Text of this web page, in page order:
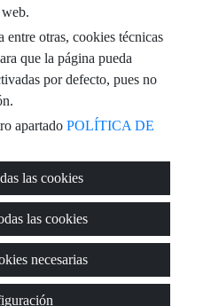
de privacidad·Política de cookies
Inmobigrama
otras, cookies técnicas
que la página pueda
por defecto, pues no
apartado POLÍTICA DE
las cookies
las cookies
necesarias